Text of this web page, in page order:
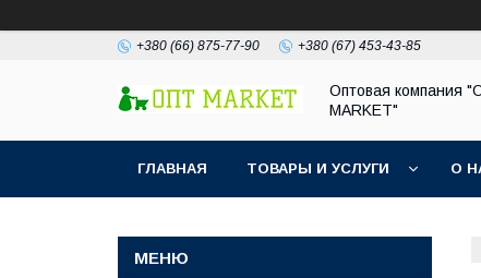
+380 (66) 875-77-90 +380 (67) 453-43-85
Оптовая компания
MARKET"
ГЛАВНАЯ ТОВАРЫ И УСЛУГИ О